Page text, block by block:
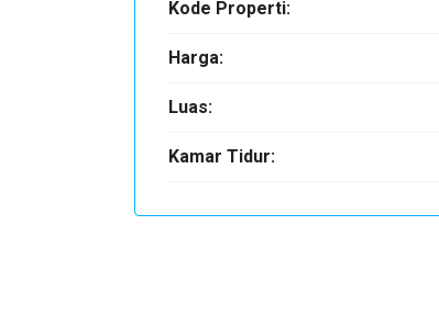
Kode Properti:
Harga:
Luas:
Kamar Tidur: